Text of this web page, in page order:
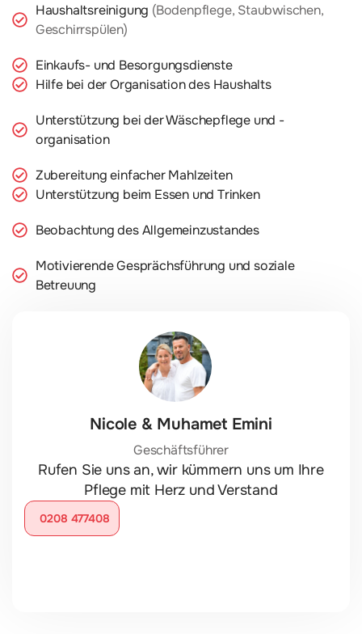
Haushaltsreinigung (Bodenpflege, Staubwischen,
Geschirrspülen)
Einkaufs- und Besorgungsdienste
Hilfe bei der Organisation des Haushalts
Unterstützung bei der Wäschepflege und -
organisation
Zubereitung einfacher Mahlzeiten
Unterstützung beim Essen und Trinken
Beobachtung des Allgemeinzustandes
Motivierende Gesprächsführung und soziale
Betreuung
Nicole & Muhamet Emini
Geschäftsführer
Rufen Sie uns an, wir kümmern uns um Ihre
Pflege mit Herz und Verstand
0208 477408